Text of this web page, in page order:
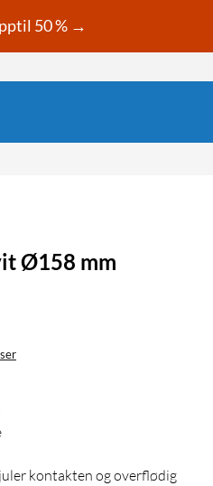
50 % →
Ø158 mm
kontakten og overflødig